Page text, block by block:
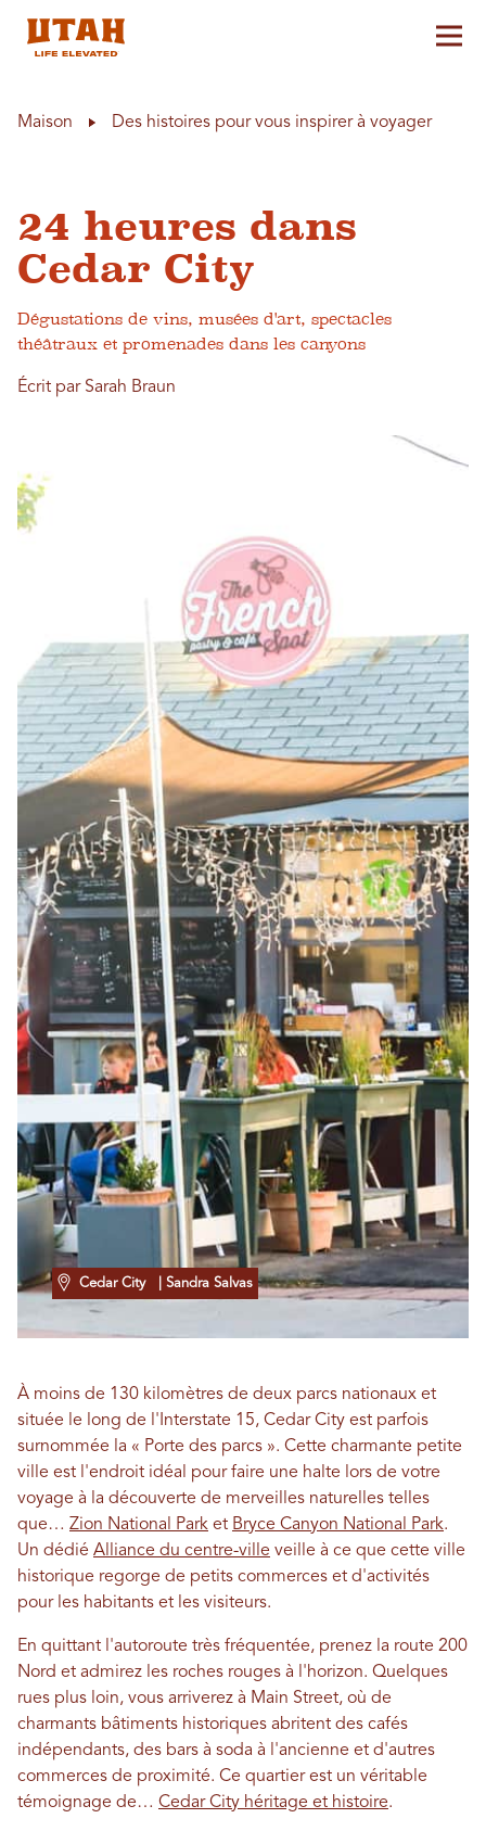
Maison Des histoires pour vous inspirer à voyager
24 heures dans
Cedar City
Dégustations de vins, musées d'art, spectacles
théâtraux et promenades dans les canyons
Écrit par Sarah Braun
Cedar City | Sandra Salvas
À moins de 130 kilomètres de deux parcs nationaux et
située le long de l'Interstate 15, Cedar City est parfois
surnommée la « Porte des parcs ». Cette charmante petite
ville est l'endroit idéal pour faire une halte lors de votre
voyage à la découverte de merveilles naturelles telles
que… Zion National Park et Bryce Canyon National Park.
Un dédié Alliance du centre-ville veille à ce que cette ville
historique regorge de petits commerces et d'activités
pour les habitants et les visiteurs.
En quittant l'autoroute très fréquentée, prenez la route 200
Nord et admirez les roches rouges à l'horizon. Quelques
rues plus loin, vous arriverez à Main Street, où de
charmants bâtiments historiques abritent des cafés
indépendants, des bars à soda à l'ancienne et d'autres
commerces de proximité. Ce quartier est un véritable
témoignage de… Cedar City héritage et histoire.